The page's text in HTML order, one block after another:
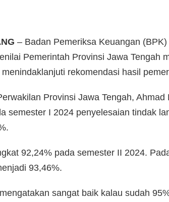
– Badan Pemeriksa Keuangan
Pemerintah Provinsi Jawa Tengah
rekomendasi hasil
Provinsi Jawa Tengah, Ahmad
semester I 2024 penyelesaian tindak
92,24% pada semester II 2024.
93,46%.
sangat baik kalau sudah